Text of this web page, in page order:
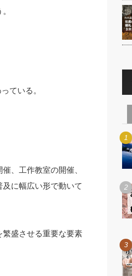
ている。
、工作教室の開催、
に幅広い形で動いて
盛させる重要な要素
1
2
3